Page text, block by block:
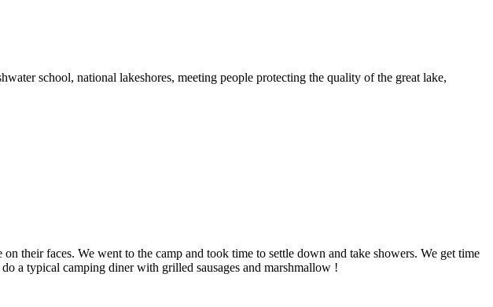
school, national lakeshores, meeting people protecting the quality of the great lake,
faces. We went to the camp and took time to settle down and take showers. We get time
a typical camping diner with grilled sausages and marshmallow !